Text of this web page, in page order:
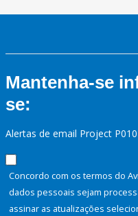
Mantenha-se
se:
Alertas de email Project
Concordo com os termos do
dados pessoais sejam
assinar as atualizações